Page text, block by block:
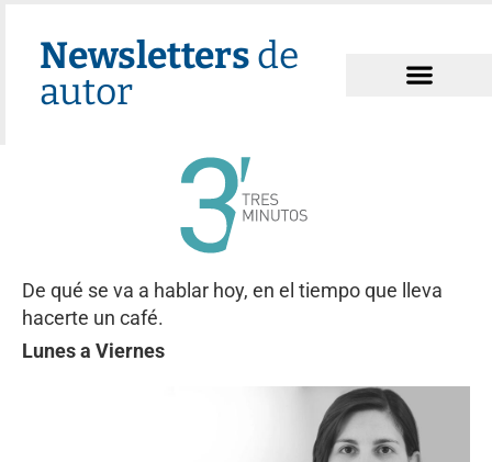
Newsletters de
autor
De qué se va a hablar hoy, en el tiempo que lleva
hacerte un café.
Lunes a Viernes